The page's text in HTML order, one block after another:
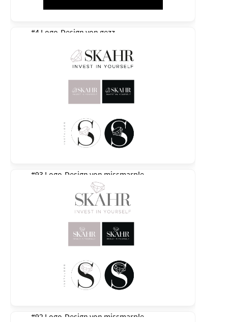
#4 Logo-Design von gezz
#93 Logo-Design von missmarple
#92 Logo-Design von missmarple